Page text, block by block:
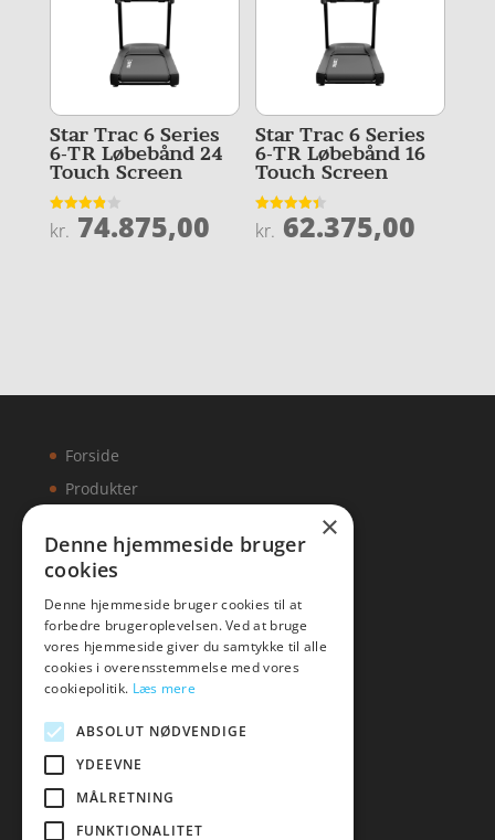
Star Trac 6 Series
6-TR Løbebånd 24
Touch Screen
Vurderet
3.9
kr. 74.875,00
Star Trac 6 Series
6-TR Løbebånd 16
Touch Screen
Vurderet
4.4
kr. 62.375,00
Forside
Produkter
Artikler
Malawigruppen
Mail:hej@malawigruppen.dk
×
Denne hjemmeside bruger
cookies
Denne hjemmeside bruger cookies til at
forbedre brugeroplevelsen. Ved at bruge
vores hjemmeside giver du samtykke til alle
cookies i overensstemmelse med vores
cookiepolitik. Læs mere
ABSOLUT NØDVENDIGE
YDEEVNE
MÅLRETNING
FUNKTIONALITET